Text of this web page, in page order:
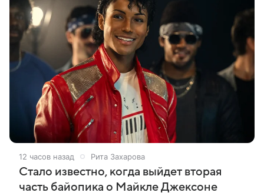
12 часов назад Рита Захарова
Стало известно, когда выйдет вторая
часть байопика о Майкле Джексоне